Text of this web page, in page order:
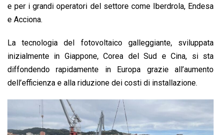
e per i grandi operatori del settore come Iberdrola, Endesa
e Acciona.
La tecnologia del fotovoltaico galleggiante, sviluppata
inizialmente in Giappone, Corea del Sud e Cina, si sta
diffondendo rapidamente in Europa grazie all’aumento
dell’efficienza e alla riduzione dei costi di installazione.